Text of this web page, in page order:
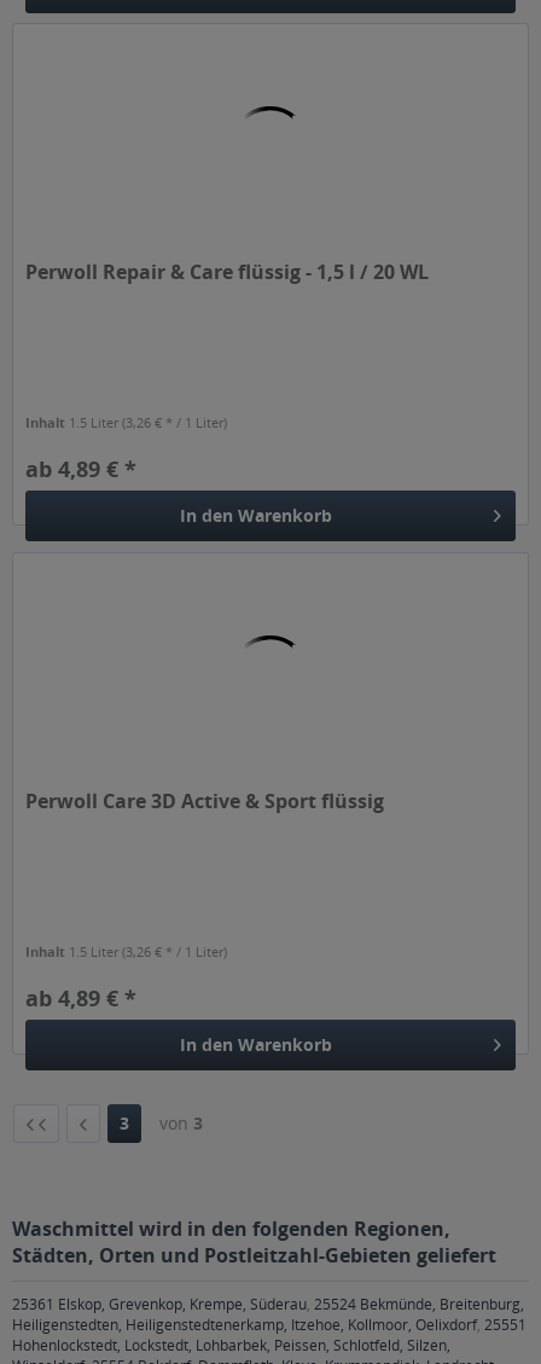
Perwoll Repair & Care flüssig - 1,5 l / 20 WL
Inhalt 1.5 Liter(3,26 € * / 1 Liter)
ab 4,89 € *
In den Warenkorb
Perwoll Care 3D Active & Sport flüssig
Inhalt 1.5 Liter(3,26 € * / 1 Liter)
ab 4,89 € *
In den Warenkorb
3 von 3
Waschmittel wird in den folgenden Regionen,
Städten, Orten und Postleitzahl-Gebieten geliefert
25361 Elskop, Grevenkop, Krempe, Süderau, 25524 Bekmünde, Breitenburg,
Heiligenstedten, Heiligenstedtenerkamp, Itzehoe, Kollmoor, Oelixdorf, 25551
Hohenlockstedt, Lockstedt, Lohbarbek, Peissen, Schlotfeld, Silzen,